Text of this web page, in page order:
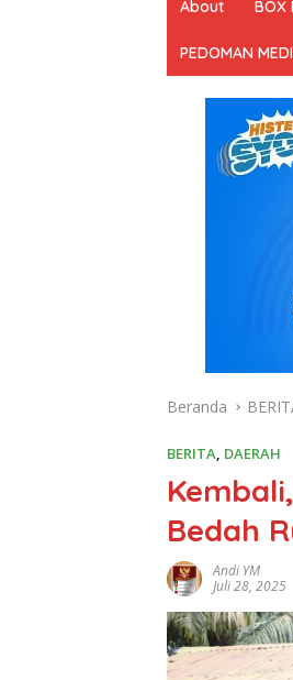
About BOX
PEDOMAN
Beranda
BERITA, DAERAH
Bedah
Andi YM
Juli 28, 2025